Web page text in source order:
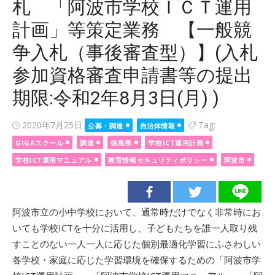
札 「阿波市学校ＩＣＴ運用
計画」等策定業務 【一般競
争入札（事後審査型）】(入札
参加資格審査申請書等の提出
期限:令和2年8月3日(月) )
Posted
on
2020年7月25日 公募・調達 自治体情報 Tag:
GIGAスクール 調達 徳島県
学校ICT運用計画
学校ICT運用マニュアル
教育情報セキュリティポリシー 阿波市
阿波市立の小中学校において、通常時だけでなく非常時にお
いても学校ICTを十分に活用し、子どもたちを誰一人取り残
すことのない一人一人に応じた個別最適化学習にふさわしい
各学校・家庭に応じた学習環境を確保するための「阿波市学